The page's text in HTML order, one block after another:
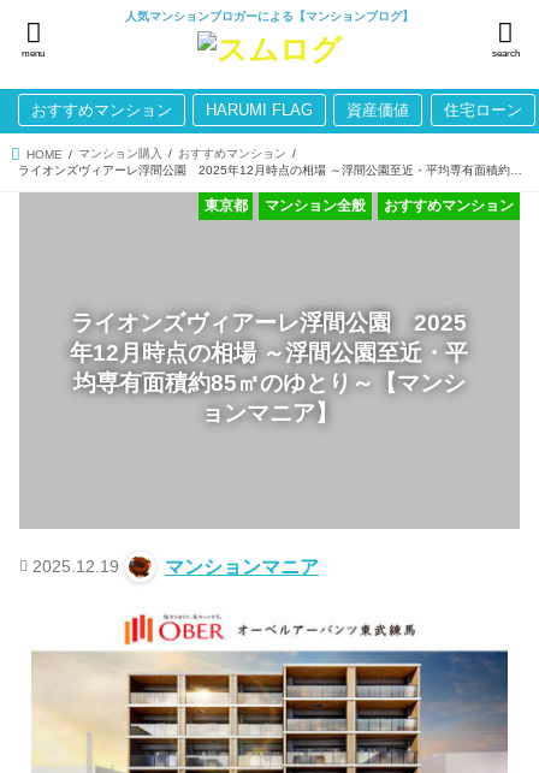
人気マンションブロガーによる【マンションブログ】
search
menu
おすすめマンション HARUMI FLAG 資産価値 住宅ローン
HOME マンション購入
おすすめマンション
ライオンズヴィアーレ浮間公園 2025
年12月時点の相場 ～浮間公園至近・平
均専有面積約85㎡のゆとり～【マンシ
ョンマニア】
おすすめマンション
マンション全般
東京都
2025.12.19 マンションマニア